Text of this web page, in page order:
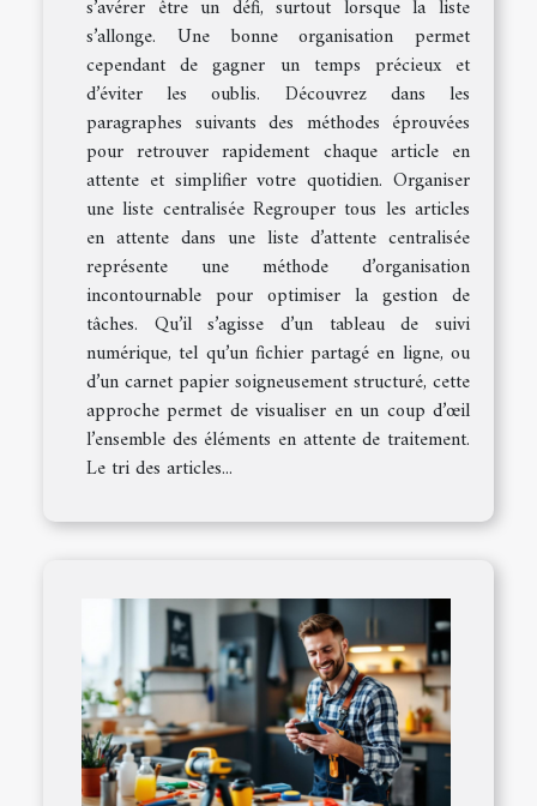
s’avérer être un défi, surtout lorsque la liste
s’allonge. Une bonne organisation permet
cependant de gagner un temps précieux et
d’éviter les oublis. Découvrez dans les
paragraphes suivants des méthodes éprouvées
pour retrouver rapidement chaque article en
attente et simplifier votre quotidien. Organiser
une liste centralisée Regrouper tous les articles
en attente dans une liste d’attente centralisée
représente une méthode d’organisation
incontournable pour optimiser la gestion de
tâches. Qu’il s’agisse d’un tableau de suivi
numérique, tel qu’un fichier partagé en ligne, ou
d’un carnet papier soigneusement structuré, cette
approche permet de visualiser en un coup d’œil
l’ensemble des éléments en attente de traitement.
Le tri des articles...